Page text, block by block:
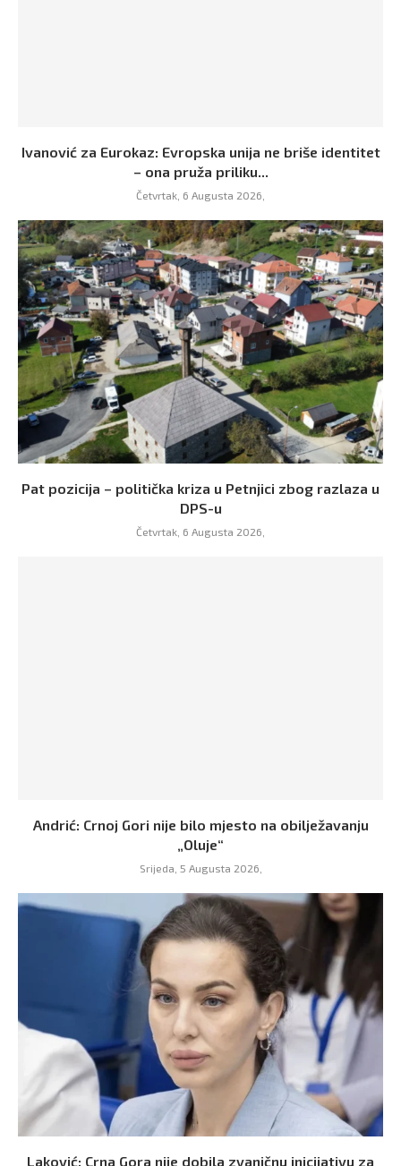
Ivanović za Eurokaz: Evropska unija ne briše identitet
– ona pruža priliku...
Četvrtak, 6 Augusta 2026,
Pat pozicija – politička kriza u Petnjici zbog razlaza u
DPS-u
Četvrtak, 6 Augusta 2026,
Andrić: Crnoj Gori nije bilo mjesto na obilježavanju
„Oluje“
Srijeda, 5 Augusta 2026,
Laković: Crna Gora nije dobila zvaničnu inicijativu za